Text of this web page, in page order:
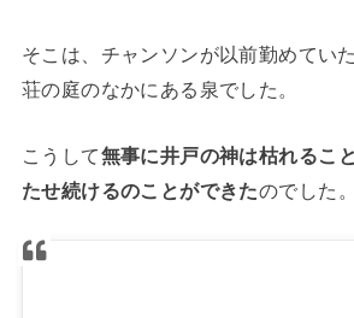
そこは、チャンソンが以前勤めてい
荘の庭のなかにある泉でした。
こうして無事に井戸の神は枯れるこ
たせ続けるのことができたのでした。